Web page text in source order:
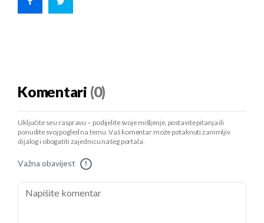
Komentari (0)
Uključite se u raspravu – podijelite svoje mišljenje, postavite pitanja ili
ponudite svoj pogled na temu. Vaš komentar može potaknuti zanimljiv
dijalog i obogatiti zajednicu našeg portala.
Važna obavijest !